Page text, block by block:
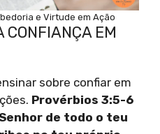
e Virtude em Ação
CONFIANÇA EM
sobre confiar em
Provérbios 3:5-6
de todo o teu